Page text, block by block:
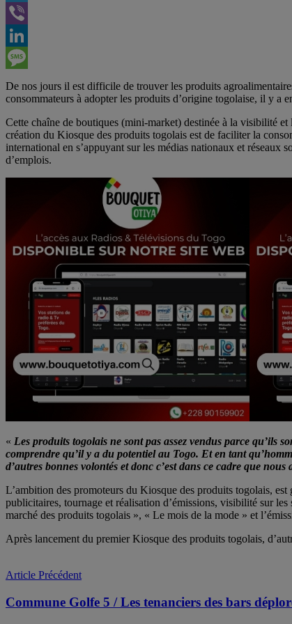
Telegram
Viber
LinkedIn
Message
De nos jours il est difficile de trouver les produits
consommateurs à adopter les produits d’origine togolaise, il y a
Cette chaîne de boutiques (mini-market) destinée à la visibilité
création du Kiosque des produits togolais est de faciliter la
international en s’appuyant sur les médias nationaux et
d’emplois.
« Les produits togolais ne sont pas assez vendus parce qu’ils
comprendre qu’il y a du potentiel au Togo. Et en tant
d’autres bonnes volontés et donc c’est dans ce cadre que nous
L’ambition des promoteurs du Kiosque des produits togolais,
publicitaires, tournage et réalisation d’émissions, visibilité sur
marché des produits togolais », « Le mois de la mode » et
Après lancement du premier Kiosque des produits togolais,
Article Précédent
Commune Golfe 5 / Les tenanciers des bars